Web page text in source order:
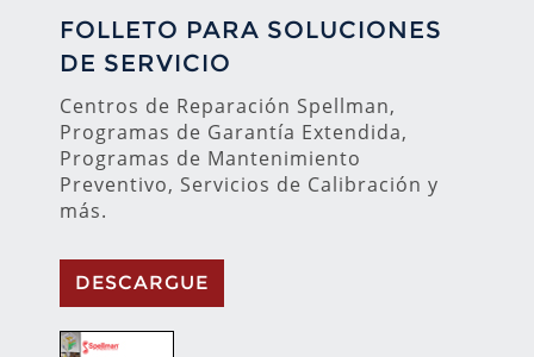
FOLLETO PARA SOLUCIONES
DE SERVICIO
Centros de Reparación Spellman,
Programas de Garantía Extendida,
Programas de Mantenimiento
Preventivo, Servicios de Calibración y
más.
DESCARGUE